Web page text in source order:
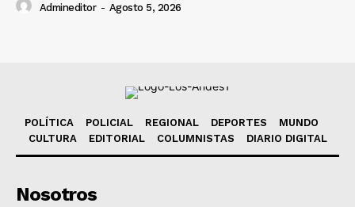
Admineditor - Agosto 5, 2026
POLÍTICA POLICIAL REGIONAL DEPORTES
MUNDO
CULTURA
EDITORIAL COLUMNISTAS DIARIO DIGITAL
Nosotros